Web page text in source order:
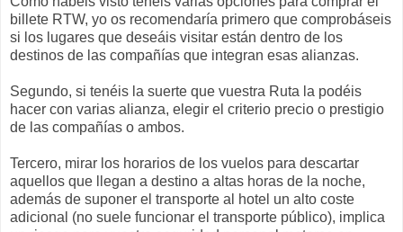
billete RTW, yo os recomendaría primero que comprobáseis
si los lugares que deseáis visitar están dentro de los
destinos de las compañías que integran esas alianzas.
Segundo, si tenéis la suerte que vuestra Ruta la podéis
hacer con varias alianza, elegir el criterio precio o prestigio
de las compañías o ambos.
Tercero, mirar los horarios de los vuelos para descartar
aquellos que llegan a destino a altas horas de la noche,
además de suponer el transporte al hotel un alto coste
adicional (no suele funcionar el transporte público), implica